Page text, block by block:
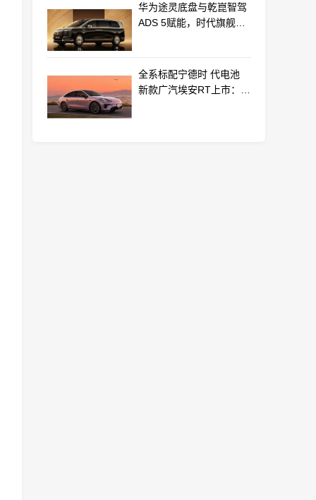
华为途灵底盘与乾崑智驾
ADS 5赋能，时代旗舰
全系标配宁德时 代电池
新款广汽埃安RT上市：